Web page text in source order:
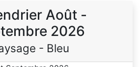
Août -
2026
- Bleu